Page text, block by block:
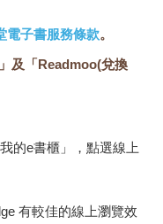
電子書服務條款。
及「Readmoo(兌換
的e書櫃」，點選線上
有較佳的線上瀏覽效